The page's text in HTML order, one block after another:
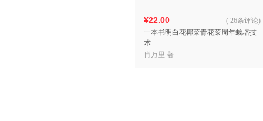
¥22.00
一本书明白花椰菜青花菜周年栽培技
术
( 26条评论)
肖万里 著